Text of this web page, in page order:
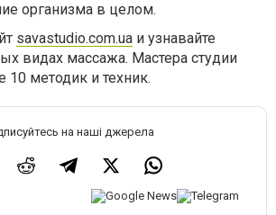
организма в целом.
savastudio.com.ua и узнавайте
видах массажа. Мастера студии
10 методик и техник.
на наші джерела